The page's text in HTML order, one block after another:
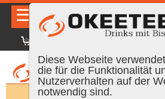
☰ DE FR EN|Anmelden
Suchen:
Diese Webseite
die für die Funktionalität
Nutzerverhalten auf der
notwendig sind.